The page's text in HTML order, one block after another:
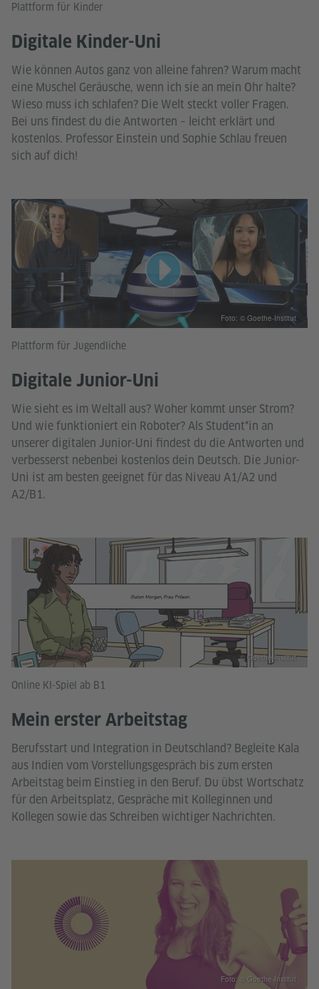
Plattform für Kinder
Digitale Kinder-Uni
Wie können Autos ganz von alleine fahren? Warum macht
eine Muschel Geräusche, wenn ich sie an mein Ohr halte?
Wieso muss ich schlafen? Die Welt steckt voller Fragen.
Bei uns findest du die Antworten – leicht erklärt und
kostenlos. Professor Einstein und Sophie Schlau freuen
sich auf dich!
Plattform für Jugendliche
Digitale Junior-Uni
Wie sieht es im Weltall aus? Woher kommt unser Strom?
Und wie funktioniert ein Roboter? Als Student*in an
unserer digitalen Junior-Uni findest du die Antworten und
verbesserst nebenbei kostenlos dein Deutsch. Die Junior-
Uni ist am besten geeignet für das Niveau A1/A2 und
A2/B1.
Foto: © Goethe-Institut
Online KI-Spiel ab B1
Mein erster Arbeitstag
Berufsstart und Integration in Deutschland? Begleite Kala
aus Indien vom Vorstellungsgespräch bis zum ersten
Arbeitstag beim Einstieg in den Beruf. Du übst Wortschatz
für den Arbeitsplatz, Gespräche mit Kolleginnen und
Kollegen sowie das Schreiben wichtiger Nachrichten.
© Goethe-Institut
Foto: © Goethe-Institut